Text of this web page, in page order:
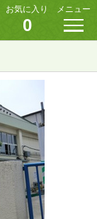
お気に入り
0
メニュー